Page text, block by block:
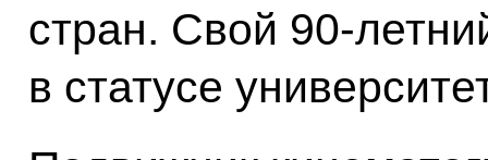
стран. Свой 90-
в статусе